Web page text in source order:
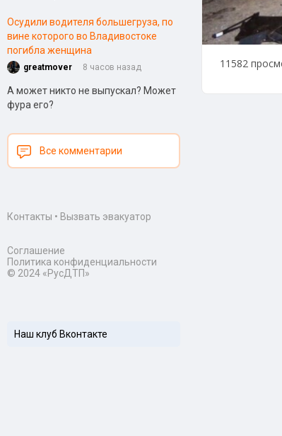
Осудили водителя большегруза, по
вине которого во Владивостоке
погибла женщина
greatmover 8 часов назад
А может никто не выпускал? Может
фура его?
Все комментарии
Контакты • Вызвать эвакуатор
Соглашение
Политика конфиденциальности
© 2024 «РусДТП»
Наш клуб Вконтакте
11582